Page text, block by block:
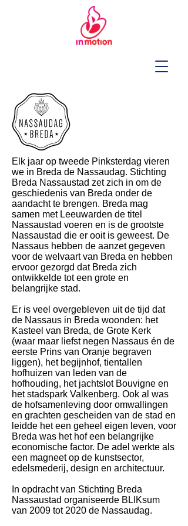
Elk jaar op tweede Pinksterdag vieren
we in Breda de Nassaudag. Stichting
Breda Nassaustad zet zich in om de
geschiedenis van Breda onder de
aandacht te brengen. Breda mag
samen met Leeuwarden de titel
Nassaustad voeren en is de grootste
Nassaustad die er ooit is geweest. De
Nassaus hebben de aanzet gegeven
voor de welvaart van Breda en hebben
ervoor gezorgd dat Breda zich
ontwikkelde tot een grote en
belangrijke stad.
Er is veel overgebleven uit de tijd dat
de Nassaus in Breda woonden: het
Kasteel van Breda, de Grote Kerk
(waar maar liefst negen Nassaus én de
eerste Prins van Oranje begraven
liggen), het begijnhof, tientallen
hofhuizen van leden van de
hofhouding, het jachtslot Bouvigne en
het stadspark Valkenberg. Ook al was
de hofsamenleving door omwallingen
en grachten gescheiden van de stad en
leidde het een geheel eigen leven, voor
Breda was het hof een belangrijke
economische factor. De adel werkte als
een magneet op de kunstsector,
edelsmederij, design en architectuur.
In opdracht van Stichting Breda
Nassaustad organiseerde BLIKsum
van 2009 tot 2020 de Nassaudag.